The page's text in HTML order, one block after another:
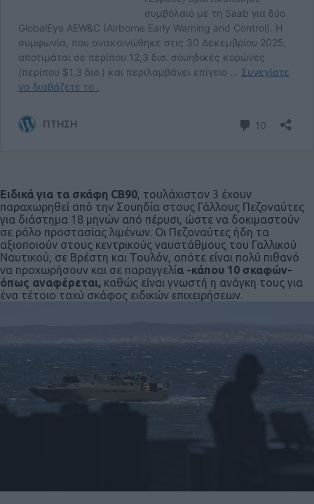
Ειδικά για τα σκάφη CB90, τουλάχιστον 3 έχουν
παραχωρηθεί από την Σουηδία στους Γάλλους Πεζοναύτες
για διάστημα 18 μηνών από πέρυσι, ώστε να δοκιμαστούν
σε ρόλο προστασίας λιμένων. Οι Πεζοναύτες ήδη τα
αξιοποιούν στους κεντρικούς ναυστάθμους του Γαλλικού
Ναυτικού, σε Βρέστη και Τουλόν, οπότε είναι πολύ πιθανό
να προχωρήσουν και σε παραγγελία -κάπου 10 σκαφών-
όπως αναφέρεται, καθώς είναι γνωστή η ανάγκη τους για
ένα τέτοιο ταχύ σκάφος ειδικών επιχειρήσεων.